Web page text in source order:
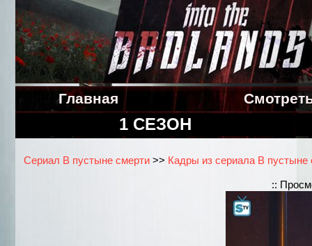
Главная
1 СЕЗОН
Сериал В пустыне смерти>> Кадры из сериала В пустыне
::